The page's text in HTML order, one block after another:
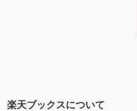
楽天ブックスについて